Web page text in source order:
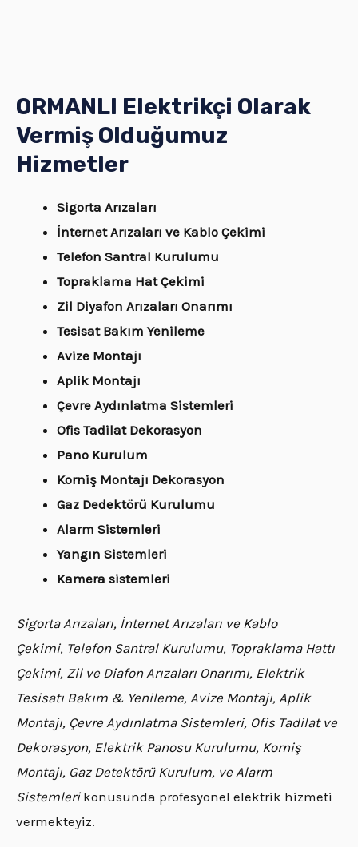
ORMANLI Elektrikçi Olarak
Vermiş Olduğumuz
Hizmetler
Sigorta Arızaları
İnternet Arızaları ve Kablo Çekimi
Telefon Santral Kurulumu
Topraklama Hat Çekimi
Zil Diyafon Arızaları Onarımı
Tesisat Bakım Yenileme
Avize Montajı
Aplik Montajı
Çevre Aydınlatma Sistemleri
Ofis Tadilat Dekorasyon
Pano Kurulum
Korniş Montajı Dekorasyon
Gaz Dedektörü Kurulumu
Alarm Sistemleri
Yangın Sistemleri
Kamera sistemleri
Sigorta Arızaları, İnternet Arızaları ve Kablo
Çekimi, Telefon Santral Kurulumu, Topraklama Hattı
Çekimi, Zil ve Diafon Arızaları Onarımı, Elektrik
Tesisatı Bakım & Yenileme, Avize Montajı, Aplik
Montajı, Çevre Aydınlatma Sistemleri, Ofis Tadilat ve
Dekorasyon, Elektrik Panosu Kurulumu, Korniş
Montajı, Gaz Detektörü Kurulum, ve Alarm
Sistemlerikonusunda profesyonel elektrik hizmeti
vermekteyiz.